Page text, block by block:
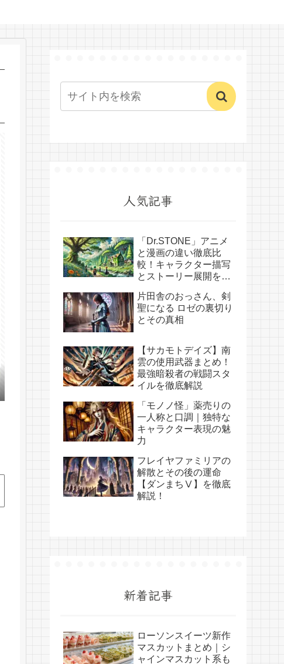
人気記事
「Dr.STONE」アニメ
と漫画の違い徹底比
較！キャラクター描写
とストーリー展開を解
片田舎のおっさん、剣
聖になる ロゼの裏切り
とその真相
【サカモトデイズ】南
雲の使用武器まとめ！
最強暗殺者の戦闘スタ
イルを徹底解説
「モノノ怪」薬売りの
一人称と口調｜独特な
キャラクター表現の魅
力
フレイヤファミリアの
解散とその後の運命
【ダンまちⅤ】を徹底
解説！
新着記事
ローソンスイーツ新作
マスカットまとめ｜シ
ャインマスカット系も